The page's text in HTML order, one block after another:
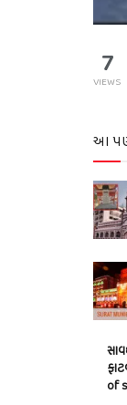
7
VIEWS
આ
of